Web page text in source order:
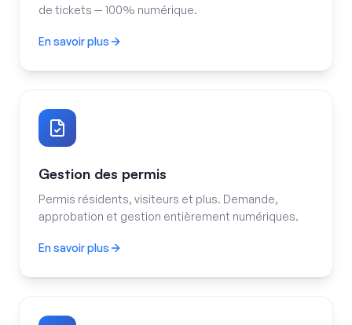
de tickets — 100% numérique.
En savoir plus
Stationnement en voirie numérique
Gestion des permis
Permis résidents, visiteurs et plus. Demande,
approbation et gestion entièrement numériques.
En savoir plus
Gestion des permis